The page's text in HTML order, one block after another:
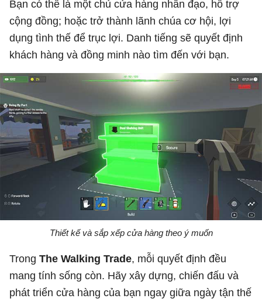
Bạn có thể là một chủ cửa hàng nhân đạo, hỗ trợ
cộng đồng; hoặc trở thành lãnh chúa cơ hội, lợi
dụng tình thế để trục lợi. Danh tiếng sẽ quyết định
khách hàng và đồng minh nào tìm đến với bạn.
Thiết kế và sắp xếp cửa hàng theo ý muốn
Trong The Walking Trade, mỗi quyết định đều
mang tính sống còn. Hãy xây dựng, chiến đấu và
phát triển cửa hàng của bạn ngay giữa ngày tận thế